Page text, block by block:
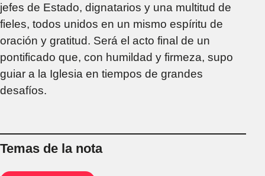
jefes de Estado, dignatarios y una multitud de
fieles, todos unidos en un mismo espíritu de
oración y gratitud. Será el acto final de un
pontificado que, con humildad y firmeza, supo
guiar a la Iglesia en tiempos de grandes
desafíos.
Temas de la nota